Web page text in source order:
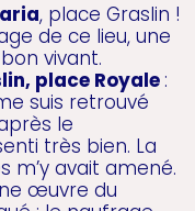
, place Graslin !
de ce lieu, une
vivant.
place Royale :
suis retrouvé
le
très bien. La
m’y avait amené.
œuvre du